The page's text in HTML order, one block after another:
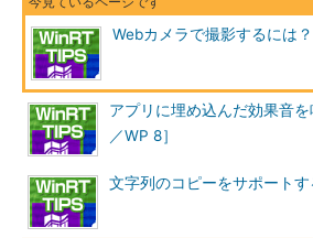
Webカメラで撮影するには？
アプリに埋め込んだ効果音
／WP 8］
文字列のコピーをサポートす